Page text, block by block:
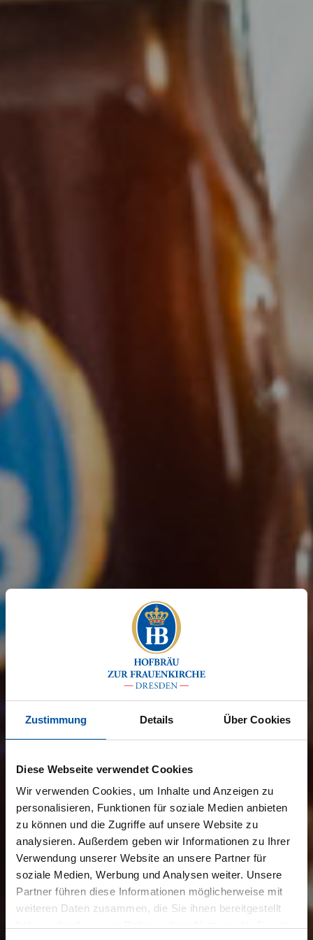
Zustimmung Details Über Cookies
Diese Webseite verwendet Cookies
Wir verwenden Cookies, um Inhalte und Anzeigen zu
personalisieren, Funktionen für soziale Medien anbieten
zu können und die Zugriffe auf unsere Website zu
analysieren. Außerdem geben wir Informationen zu Ihrer
Verwendung unserer Website an unsere Partner für
soziale Medien, Werbung und Analysen weiter. Unsere
Partner führen diese Informationen möglicherweise mit
weiteren Daten zusammen, die Sie ihnen bereitgestellt